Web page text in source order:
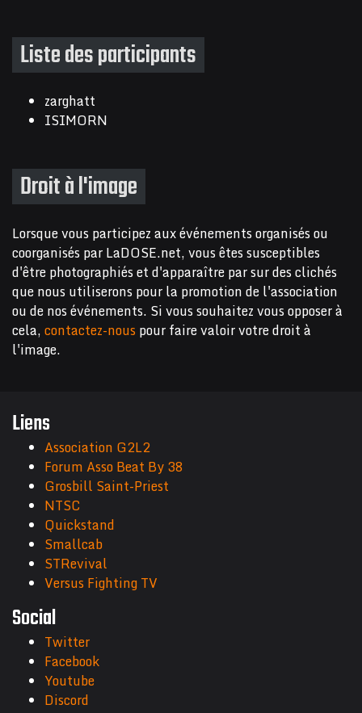
Liste des participants
zarghatt
ISIMORN
Droit à l'image
Lorsque vous participez aux événements organisés ou
coorganisés par LaDOSE.net, vous êtes susceptibles
d'être photographiés et d'apparaître par sur des clichés
que nous utiliserons pour la promotion de l'association
ou de nos événements. Si vous souhaitez vous opposer à
cela,contactez-nouspour faire valoir votre droit à
l'image.
Liens
Association G2L2
Forum Asso Beat By 38
Grosbill Saint-Priest
NTSC
Quickstand
Smallcab
STRevival
Versus Fighting TV
Social
Twitter
Facebook
Youtube
Discord